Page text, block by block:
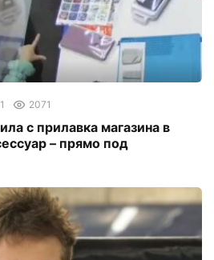
2071
с прилавка магазина в
– прямо под